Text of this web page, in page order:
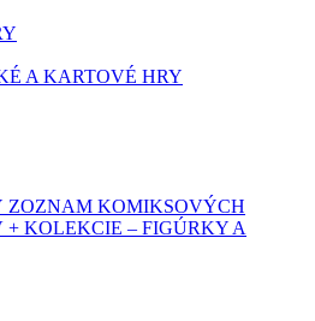
A KARTOVÉ HRY
ZOZNAM KOMIKSOVÝCH
+ KOLEKCIE – FIGÚRKY A